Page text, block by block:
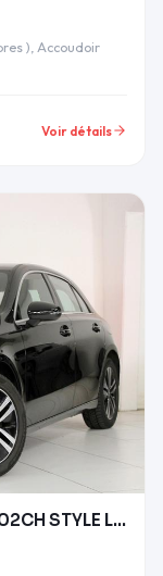
), Accoudoir
Voir détails
MERCEDES CLASSE A 250 E 160+102CH STYLE LINE 8G-DC